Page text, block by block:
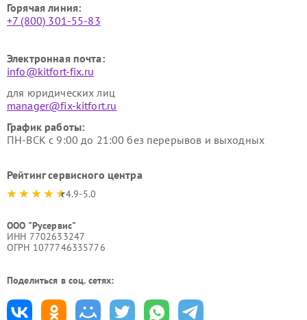
Горячая линия:
+7 (800) 301-55-83
Электронная почта:
info@kitfort-fix.ru
для юридических лиц
manager@fix-kitfort.ru
График работы:
ПН-ВСК с 9:00 до 21:00 без перерывов и выходных
Рейтинг сервисного центра
4.9-5.0
ООО "Русервис"
ИНН 7702633247
ОГРН 1077746335776
Поделиться в соц. сетях: